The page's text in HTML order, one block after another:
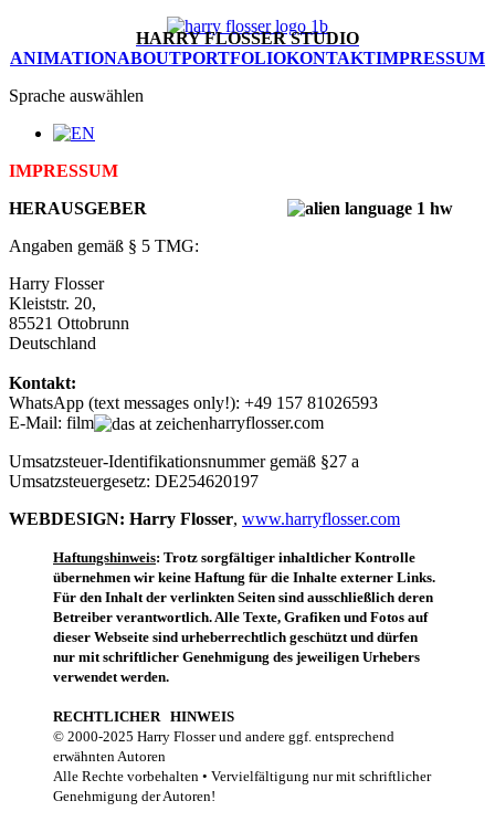
HARRY FLOSSER STUDIO
ANIMATIONABOUTPORTFOLIOKONTAKTIMPRESSUM
Sprache auswählen
IMPRESSUM
HERAUSGEBER
Angaben gemäß § 5 TMG:
Harry Flosser
Kleiststr. 20,
85521 Ottobrunn
Deutschland
Kontakt:
WhatsApp (text messages only!): +49 157 81026593
E-Mail: film
harryflosser.com
Umsatzsteuer-Identifikationsnummer gemäß §27 a
Umsatzsteuergesetz: DE254620197
WEBDESIGN: Harry Flosser, www.harryflosser.com
Haftungshinweis: Trotz sorgfältiger inhaltlicher Kontrolle
übernehmen wir keine Haftung für die Inhalte externer Links.
Für den Inhalt der verlinkten Seiten sind ausschließlich deren
Betreiber verantwortlich. Alle Texte, Grafiken und Fotos auf
dieser Webseite sind urheberrechtlich geschützt und dürfen
nur mit schriftlicher Genehmigung des jeweiligen Urhebers
verwendet werden.
RECHTLICHER HINWEIS
© 2000-2025 Harry Flosser und andere ggf. entsprechend
erwähnten Autoren
Alle Rechte vorbehalten • Vervielfältigung nur mit schriftlicher
Genehmigung der Autoren!